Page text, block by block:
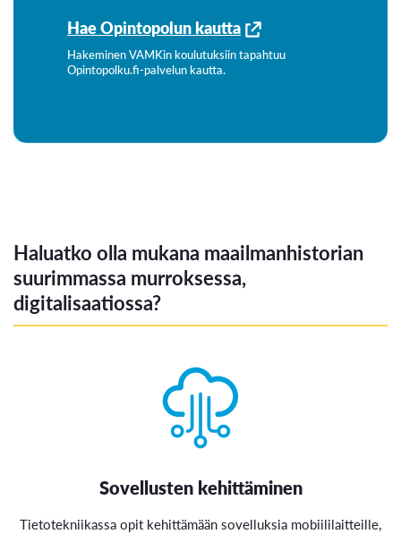
Hae Opintopolun kautta
Hakeminen VAMKin koulutuksiin tapahtuu
Opintopolku.fi-palvelun kautta.
Haluatko olla mukana maailmanhistorian
suurimmassa murroksessa,
digitalisaatiossa?
Sovellusten kehittäminen
Tietotekniikassa opit kehittämään sovelluksia mobiililaitteille,